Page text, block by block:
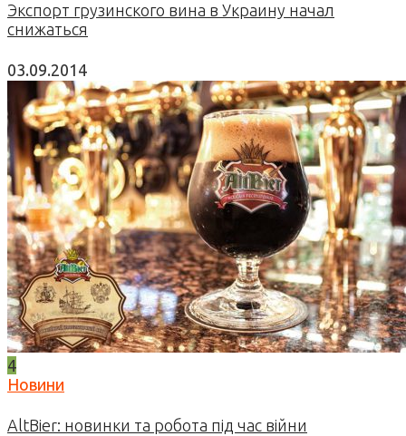
Экспорт грузинского вина в Украину начал
снижаться
03.09.2014
4
Новини
AltBier: новинки та робота під час війни